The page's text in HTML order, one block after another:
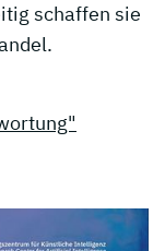
schaffen sie